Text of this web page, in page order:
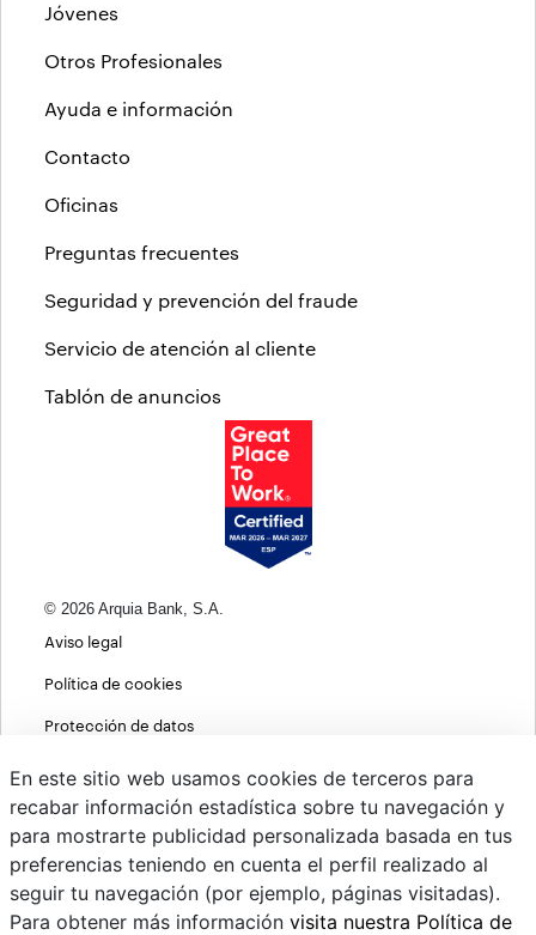
Jóvenes
Otros Profesionales
Ayuda e información
Contacto
Oficinas
Preguntas frecuentes
Seguridad y prevención del fraude
Servicio de atención al cliente
Tablón de anuncios
© 2026 Arquia Bank, S.A.
Aviso legal
Política de cookies
Protección de datos
Política de privacidad web
MIFID
PSD2
En este sitio web usamos cookies de terceros para
recabar información estadística sobre tu navegación y
para mostrarte publicidad personalizada basada en tus
preferencias teniendo en cuenta el perfil realizado al
seguir tu navegación (por ejemplo, páginas visitadas).
Para obtener más información visita nuestra Política de